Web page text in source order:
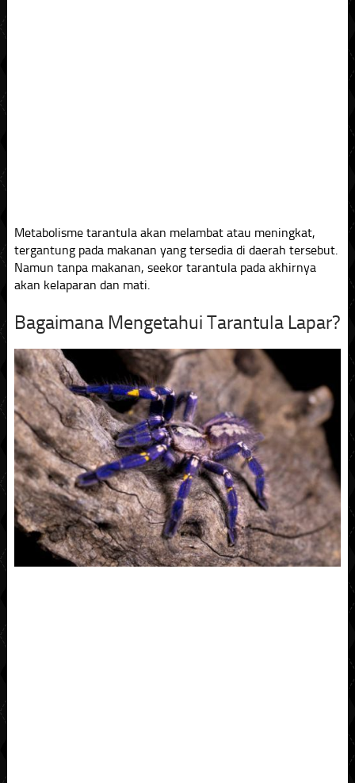
Metabolisme tarantula akan melambat atau meningkat,
tergantung pada makanan yang tersedia di daerah tersebut.
Namun tanpa makanan, seekor tarantula pada akhirnya
akan kelaparan dan mati.
Bagaimana Mengetahui Tarantula Lapar?